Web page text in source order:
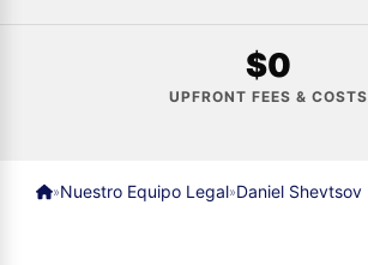
$0
UPFRONT FEES & COSTS
»Nuestro Equipo Legal»Daniel Shevtsov